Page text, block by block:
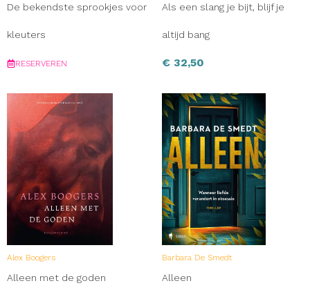
De bekendste sprookjes voor
kleuters
RESERVEREN
Als een slang je bijt, blijf je
altijd bang
€ 32,50
Alex Boogers
Alleen met de goden
Barbara De Smedt
Alleen